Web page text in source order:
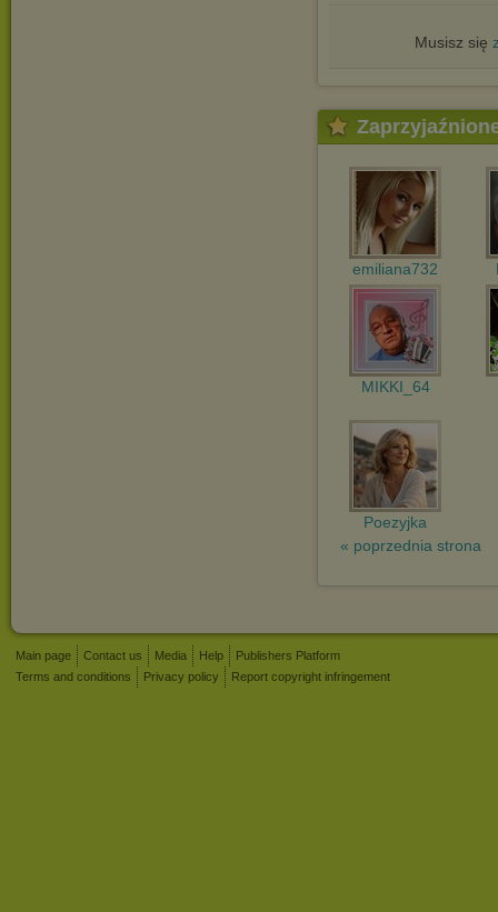
Musisz się
emiliana732
MIKKI_64
Poezyjka
« poprzednia strona
Main page Contact us Media Help
Publishers Platform
Terms and conditions
Privacy policy Report copyright infringement